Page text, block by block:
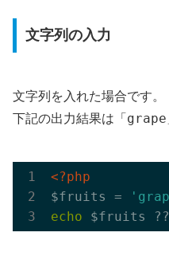
文字列の入力
文字列を入れた場合です。
下記の出力結果は 「grape
<?php
$fruits =
echo $fruits